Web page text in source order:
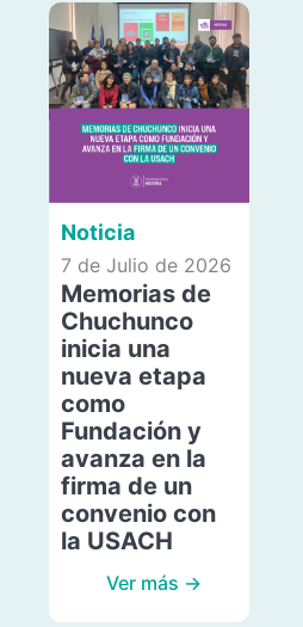
Noticia
7 de Julio de 2026
Memorias de
Chuchunco
inicia una
nueva etapa
como
Fundación y
avanza en la
firma de un
convenio con
la USACH
Ver más →